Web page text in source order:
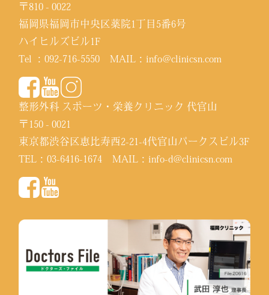
〒810 - 0022
福岡県福岡市中央区薬院1丁目5番6号
ハイヒルズビル1F
Tel ：092-716-5550 MAIL：info@clinicsn.com
整形外科 スポーツ・栄養クリニック 代官山
〒150 - 0021
東京都渋谷区恵比寿西2-21-4代官山パークスビル3F
TEL：03-6416-1674 MAIL：info-d@clinicsn.com